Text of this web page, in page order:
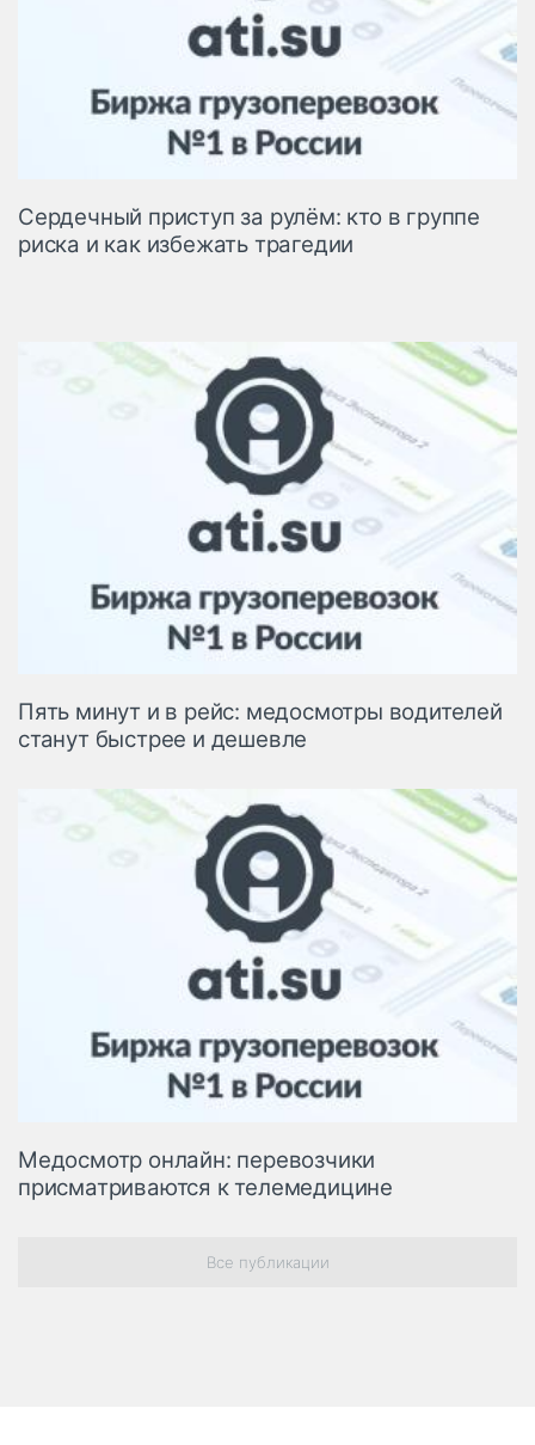
Сердечный приступ за рулём: кто в группе
риска и как избежать трагедии
Пять минут и в рейс: медосмотры водителей
станут быстрее и дешевле
Медосмотр онлайн: перевозчики
присматриваются к телемедицине
Все публикации